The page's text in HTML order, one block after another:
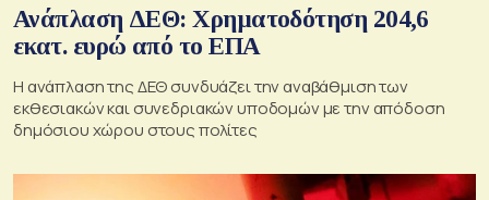
Ανάπλαση ΔΕΘ: Χρηματοδότηση 204,6
εκατ. ευρώ από το ΕΠΑ
Η ανάπλαση της ΔΕΘ συνδυάζει την αναβάθμιση των
εκθεσιακών και συνεδριακών υποδομών με την απόδοση
δημόσιου χώρου στους πολίτες